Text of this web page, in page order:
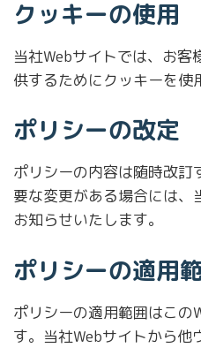
クッキーの使用
当社Webサイトでは、お
供するためにクッキーを使
ポリシーの改定
ポリシーの内容は随時改訂
要な変更がある場合には、
お知らせいたします。
ポリシーの適用
ポリシーの適用範囲はこの
す。当社Webサイトから